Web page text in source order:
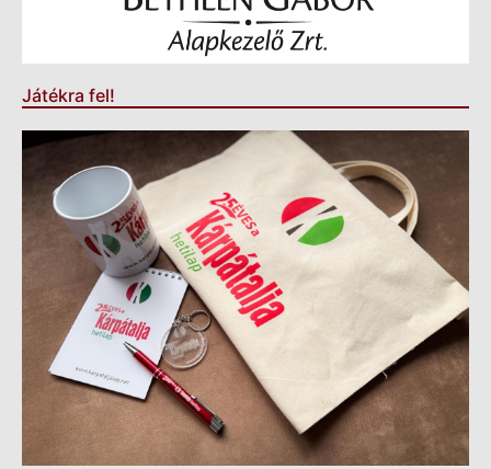
Játékra fel!